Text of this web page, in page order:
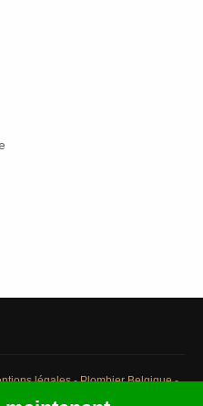
légales-Plombier Belgique-